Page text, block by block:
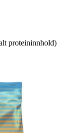
proteininnhold)